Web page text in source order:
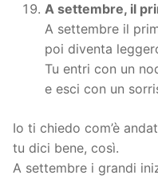
A settembre, il
A settembre il
poi diventa
Tu entri con un
e esci con un
Io ti chiedo com’è
tu dici bene, così.
A settembre i grandi